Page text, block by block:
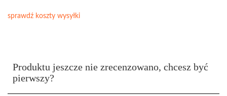
sprawdź koszty wysyłki
Produktu jeszcze nie zrecenzowano, chcesz być
pierwszy?